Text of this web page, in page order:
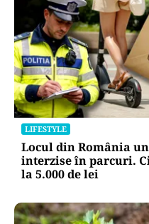
LIFESTYLE
Locul din România
interzise în parcuri.
la 5.000 de lei